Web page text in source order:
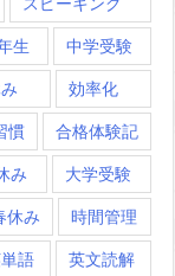
生
中学受験
効率化
慣
合格体験記
み
大学受験
休み
時間管理
語
英文読解